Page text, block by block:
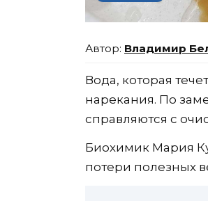
Владимир
Вода, которая
нарекания. По
справляются с
Биохимик Мария
потери полезных